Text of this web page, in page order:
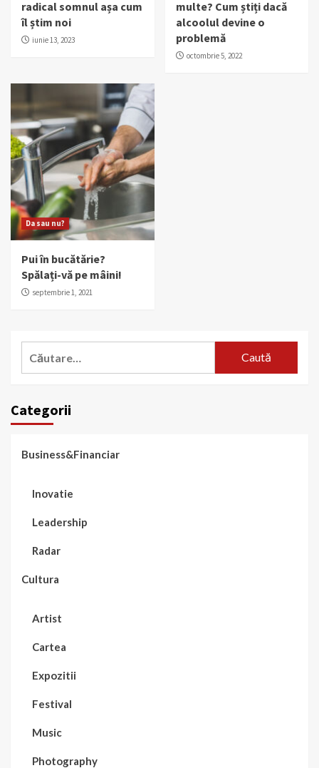
radical somnul așa cum
îl știm noi
iunie 13, 2023
multe? Cum știți dacă
alcoolul devine o
problemă
octombrie 5, 2022
Da sau nu?
Pui în bucătărie?
Spălați-vă pe mâini!
septembrie 1, 2021
Categorii
Business&Financiar
Inovatie
Leadership
Radar
Cultura
Artist
Cartea
Expozitii
Festival
Music
Photography